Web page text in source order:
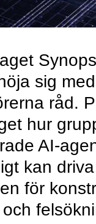
sig
råd.
hur
AI-
kan
för